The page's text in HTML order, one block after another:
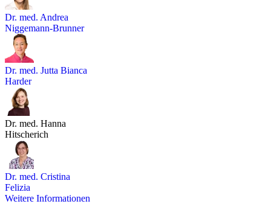
Dr. med. Andrea
Niggemann-Brunner
Dr. med. Jutta Bianca
Harder
Dr. med. Hanna
Hitscherich
Dr. med. Cristina
Felizia
Weitere Informationen